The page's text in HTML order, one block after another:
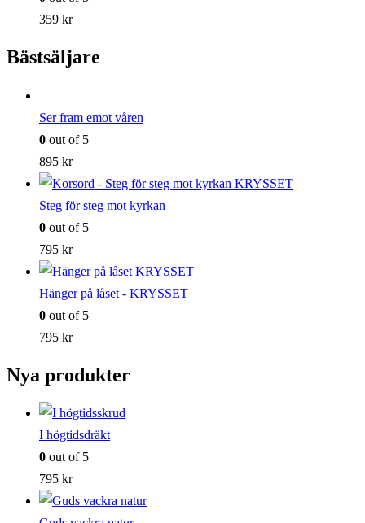
359 kr
Bästsäljare
Ser fram emot våren
0 out of 5
895 kr
Steg för steg mot kyrkan
0 out of 5
795 kr
Hänger på låset - KRYSSET
0 out of 5
795 kr
Nya produkter
I högtidsdräkt
0 out of 5
795 kr